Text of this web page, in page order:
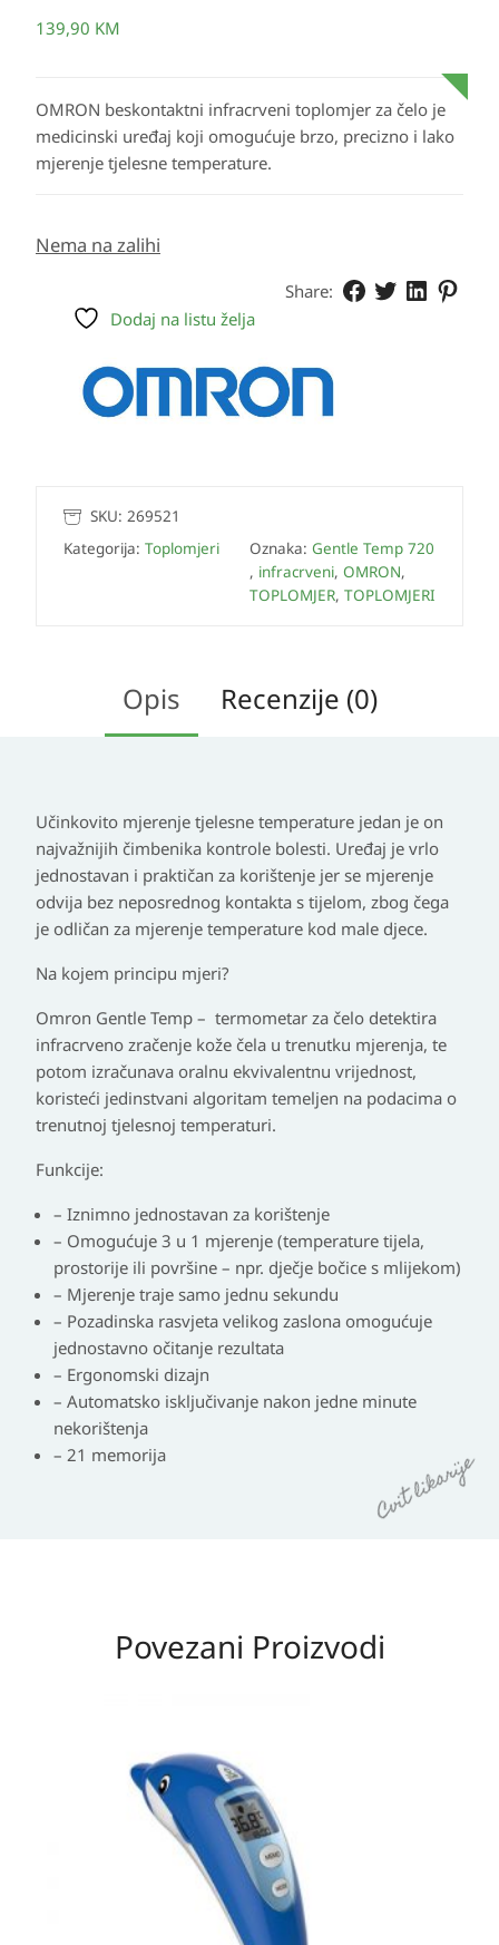
139,90 KM
OMRON beskontaktni infracrveni toplomjer za čelo je
medicinski uređaj koji omogućuje brzo, precizno i lako
mjerenje tjelesne temperature.
Nema na zalihi
Share:
Dodaj na listu želja
SKU: 269521
Kategorija: Toplomjeri Oznaka: Gentle Temp 720
, infracrveni, OMRON,
TOPLOMJER, TOPLOMJERI
Opis Recenzije (0)
Učinkovito mjerenje tjelesne temperature jedan je on
najvažnijih čimbenika kontrole bolesti. Uređaj je vrlo
jednostavan i praktičan za korištenje jer se mjerenje
odvija bez neposrednog kontakta s tijelom, zbog čega
je odličan za mjerenje temperature kod male djece.
Na kojem principu mjeri?
Omron Gentle Temp – termometar za čelo detektira
infracrveno zračenje kože čela u trenutku mjerenja, te
potom izračunava oralnu ekvivalentnu vrijednost,
koristeći jedinstvani algoritam temeljen na podacima o
trenutnoj tjelesnoj temperaturi.
Funkcije:
– Iznimno jednostavan za korištenje
– Omogućuje 3 u 1 mjerenje (temperature tijela,
prostorije ili površine – npr. dječje bočice s mlijekom)
– Mjerenje traje samo jednu sekundu
– Pozadinska rasvjeta velikog zaslona omogućuje
jednostavno očitanje rezultata
– Ergonomski dizajn
– Automatsko isključivanje nakon jedne minute
nekorištenja
– 21 memorija
Povezani Proizvodi